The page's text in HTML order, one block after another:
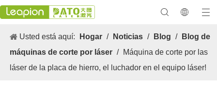
Usted está aquí: Hogar / Noticias / Blog /
Blog de
máquinas de corte por láser / Máquina de corte por las
láser de la placa de hierro, el luchador en el equipo láser!